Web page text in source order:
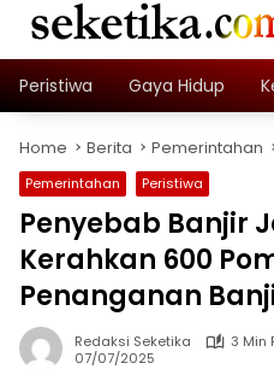
Peristiwa Gaya Hidup
Home Berita Pemerintahan
Pemerintahan Peristiwa
Penyebab Banjir
Kerahkan 600
Penanganan
Redaksi Seketika
3 Min
07/07/2025